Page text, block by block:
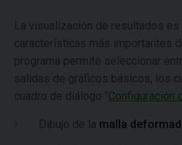
La visualización de resultados es
características más importantes
programa permite seleccionar
salidas de gráficos básicos, los
cuadro de diálogo "Configuración
Dibujo de la malla